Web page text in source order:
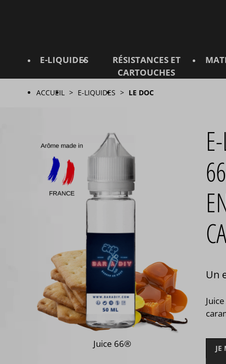
E-LIQUIDES
RÉSISTANCES ET
CARTOUCHES
ACCUEIL E-LIQUIDES LE DOC
Un
JE
Juice 66®